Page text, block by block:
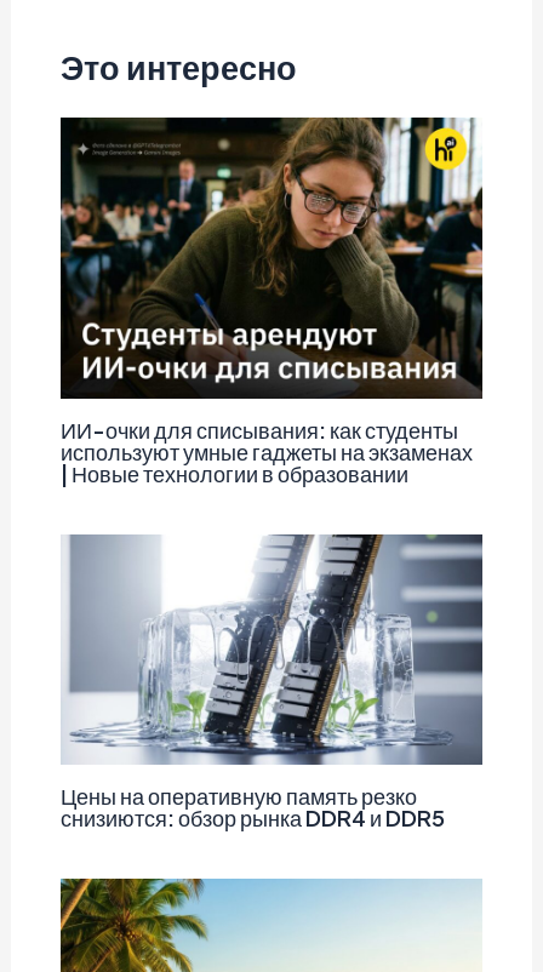
Это интересно
ИИ-очки для списывания: как студенты
используют умные гаджеты на экзаменах
| Новые технологии в образовании
Цены на оперативную память резко
снизиются: обзор рынка DDR4 и DDR5